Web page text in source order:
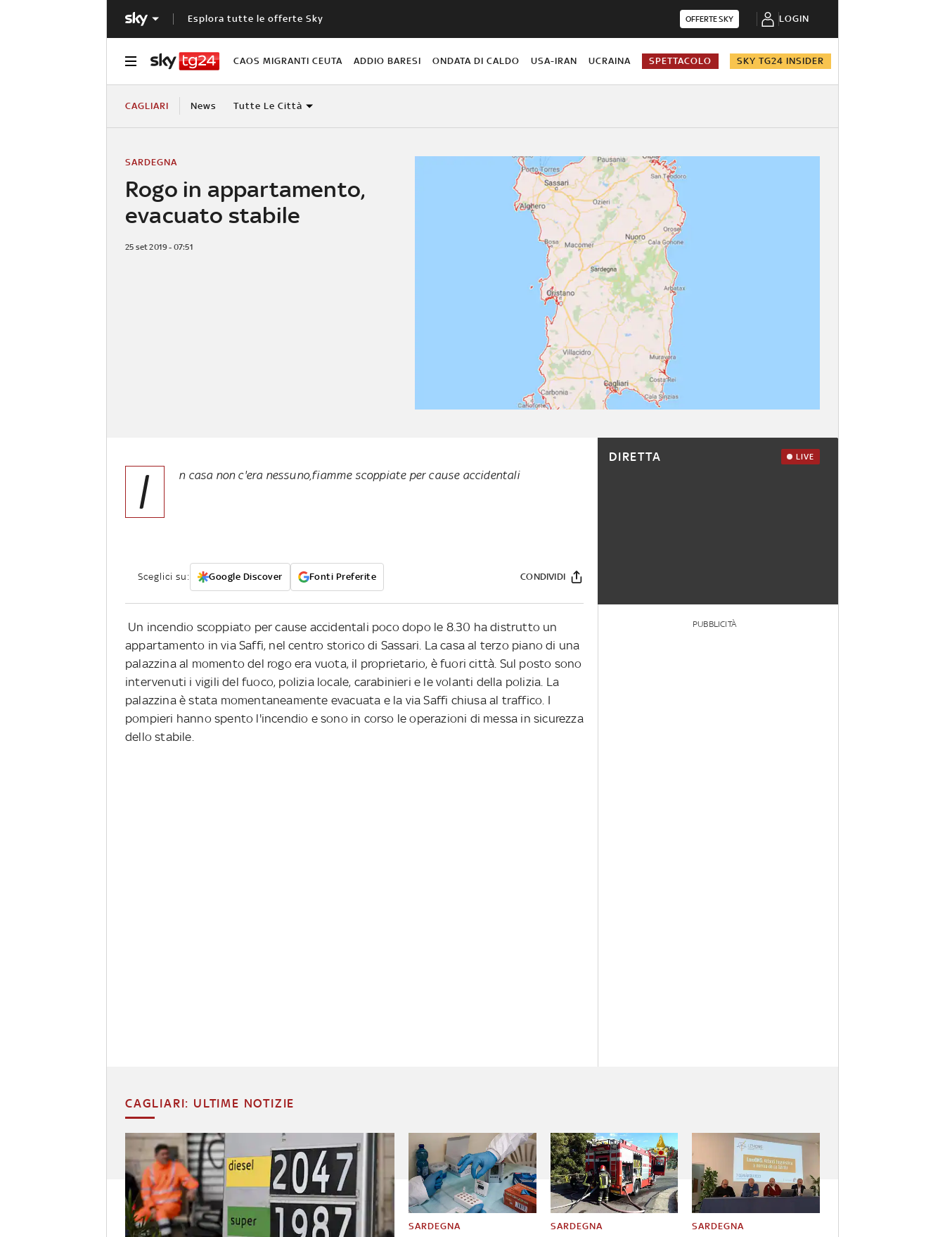
Esplora tutte le offerte Sky OFFERTE SKY LOGIN
CAOS MIGRANTI CEUTA ADDIO BARESI ONDATA DI CALDO USA-IRAN UCRAINA SPETTACOLO SKY TG24 INSIDER
CAGLIARI News Tutte Le Città
Rogo in appartamento,
evacuato stabile
SARDEGNA
25 set 2019 - 07:51
I n casa non c'era nessuno,fiamme scoppiate per cause accidentali
Sceglici su: Google Discover Fonti Preferite CONDIVIDI
Un incendio scoppiato per cause accidentali poco dopo le 8.30 ha distrutto un
appartamento in via Saffi, nel centro storico di Sassari. La casa al terzo piano di una
palazzina al momento del rogo era vuota, il proprietario, è fuori città. Sul posto sono
intervenuti i vigili del fuoco, polizia locale, carabinieri e le volanti della polizia. La
palazzina è stata momentaneamente evacuata e la via Saffi chiusa al traffico. I
pompieri hanno spento l'incendio e sono in corso le operazioni di messa in sicurezza
dello stabile.
DIRETTA LIVE
PUBBLICITÀ
CAGLIARI: ULTIME NOTIZIE
SARDEGNA SARDEGNA SARDEGNA